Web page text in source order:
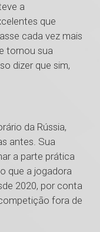
a
que
cada vez mais
tornou sua
dizer que sim,
da Rússia,
antes. Sua
a parte prática
que a jogadora
2020, por conta
fora de